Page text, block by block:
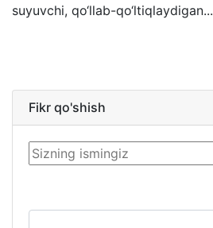
suyuvchi, qo‘llab-qo‘ltiqlaydigan...
Fikr qo'shish